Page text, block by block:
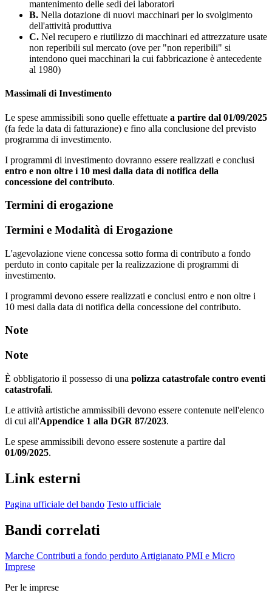
mantenimento delle sedi dei laboratori
B. Nella dotazione di nuovi macchinari per lo svolgimento
dell'attività produttiva
C. Nel recupero e riutilizzo di macchinari ed attrezzature usate
non reperibili sul mercato (ove per "non reperibili" si
intendono quei macchinari la cui fabbricazione è antecedente
al 1980)
Massimali di Investimento
Le spese ammissibili sono quelle effettuate a partire dal 01/09/2025
(fa fede la data di fatturazione) e fino alla conclusione del previsto
programma di investimento.
I programmi di investimento dovranno essere realizzati e conclusi
entro e non oltre i 10 mesi dalla data di notifica della
concessione del contributo.
Termini di erogazione
Termini e Modalità di Erogazione
L'agevolazione viene concessa sotto forma di contributo a fondo
perduto in conto capitale per la realizzazione di programmi di
investimento.
I programmi devono essere realizzati e conclusi entro e non oltre i
10 mesi dalla data di notifica della concessione del contributo.
Note
Note
È obbligatorio il possesso di una polizza catastrofale contro eventi
catastrofali.
Le attività artistiche ammissibili devono essere contenute nell'elenco
di cui all'Appendice 1 alla DGR 87/2023.
Le spese ammissibili devono essere sostenute a partire dal
01/09/2025.
Link esterni
Pagina ufficiale del bando Testo ufficiale
Bandi correlati
Marche Contributi a fondo perduto Artigianato PMI e Micro
Imprese
Per le imprese